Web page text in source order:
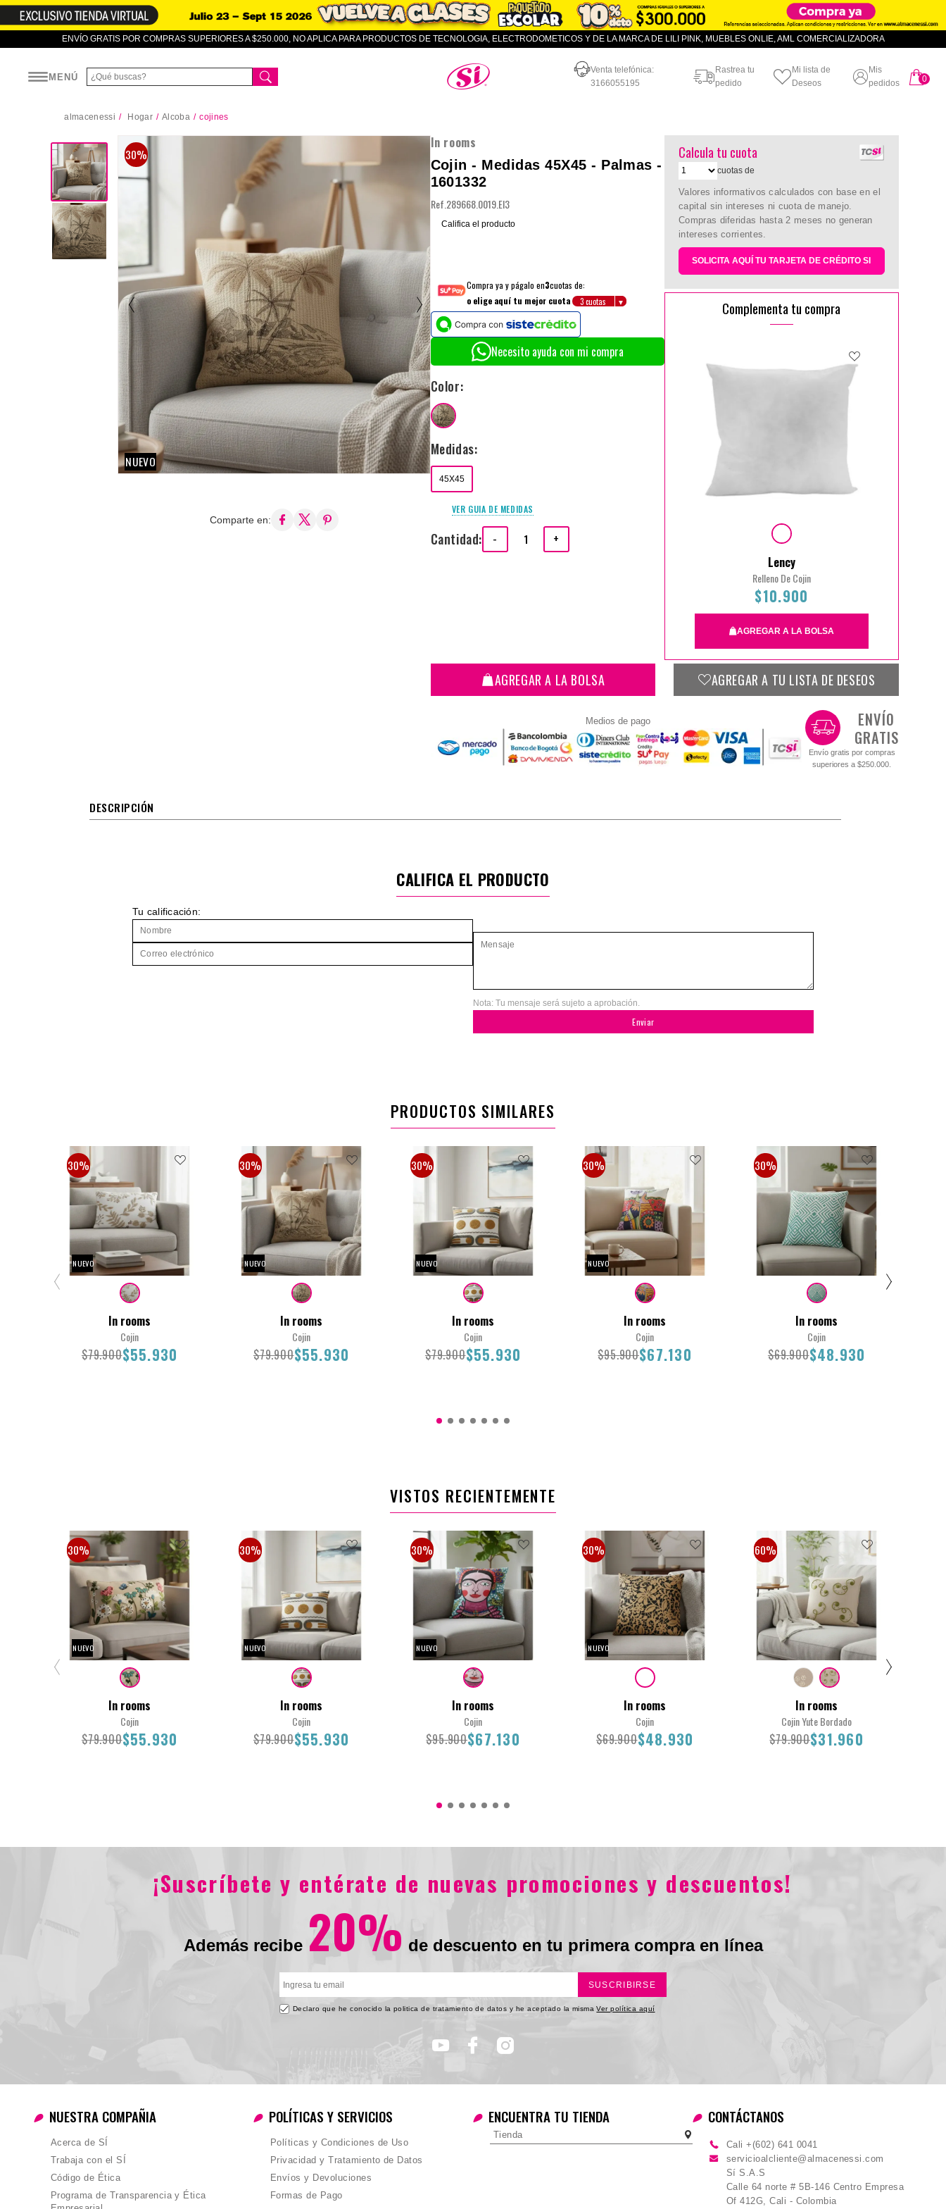
ENVÍO GRATIS POR COMPRAS SUPERIORES A $250.000, NO APLICA PARA PRODUCTOS DE TECNOLOGIA, ELECTRODOMETICOS Y DE LA MARCA DE LILI PINK, MUEBLES ONLIE, AML COMERCIALIZADORA
MENÚ
Almacenes SI
Venta telefónica:
3166055195
Rastrea tu
pedido
Mi lista de
Deseos
Mis
pedidos
0
almacenessi Hogar Alcoba cojines
NUEVO
30%
Comparte en:
In rooms
Cojin - Medidas 45X45 - Palmas -
1601332
Ref. 289668.0019.EI3
Califica el producto
Compra ya y págalo en3cuotas de:
o elige aquí tu mejor cuota
Necesito ayuda con mi compra
Color:
Medidas:
45X45
VER GUIA DE MEDIDAS
Cantidad: - +
Calcula tu cuota
cuotas de
Valores informativos calculados con base en el
capital sin intereses ni cuota de manejo.
Compras diferidas hasta 2 meses no generan
intereses corrientes.
SOLICITA AQUÍ TU TARJETA DE CRÉDITO SI
Complementa tu compra
Lency
Relleno De Cojin
$10.900
AGREGAR A LA BOLSA
$10.900
AGREGAR A LA BOLSA AGREGAR A TU LISTA DE DESEOS
Medios de pago
ENVÍO
GRATIS
Envío gratis por compras
superiores a $250.000.
DESCRIPCIÓN
CALIFICA EL PRODUCTO
Tu calificación:
Nota: Tu mensaje será sujeto a aprobación.
Enviar
PRODUCTOS SIMILARES
NUEVO
30%
In rooms
Cojin
$79.900$55.930
NUEVO
30%
In rooms
Cojin
$79.900$55.930
NUEVO
30%
In rooms
Cojin
$79.900$55.930
$79.900 $55.930
NUEVO
30%
In rooms
Cojin
$95.900$67.130
30%
In rooms
Cojin
$69.900$48.930
VISTOS RECIENTEMENTE
NUEVO
30%
In rooms
Cojin
$79.900$55.930
$55.930
NUEVO
30%
In rooms
Cojin
$79.900$55.930
$79.900$55.930
NUEVO
30%
In rooms
Cojin
$95.900$67.130
$95.900$67.130
NUEVO
30%
In rooms
Cojin
$69.900$48.930
$69.900 $48.930
30%
50%
60%
In rooms
Cojin Yute Bordado
$79.900$31.960
$79.900
¡Suscríbete y entérate de nuevas promociones y descuentos!
Además recibe 20% de descuento en tu primera compra en línea
SUSCRIBIRSE
Declaro que he conocido la politica de tratamiento de datos y he aceptado la misma Ver política aquí
NUESTRA COMPAÑIA
Acerca de SÍ
Trabaja con el SÍ
Código de Ética
Programa de Transparencia y Ética
POLÍTICAS Y SERVICIOS
Políticas y Condiciones de Uso
Privacidad y Tratamiento de Datos
Envíos y Devoluciones
Formas de Pago
ENCUENTRA TU TIENDA
Tienda
CONTÁCTANOS
Cali +(602) 641 0041
servicioalcliente@almacenessi.com
Sí S.A.S
Calle 64 norte # 5B-146 Centro Empresa
Of 412G, Cali - Colombia